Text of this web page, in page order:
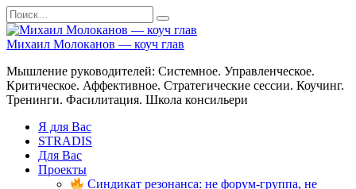
Перейти
к
содержанию
Search
for:
Михаил Молоканов — коуч глав
Мышление руководителей: Системное. Управленческое.
Критическое. Аффективное. Стратегические сессии. Коучинг.
Тренинги. Фасилитация. Школа консильери
Я для Вас
STRADIS
Для Вас
Проекты
Синдикат резонанса: не форум-группа, не